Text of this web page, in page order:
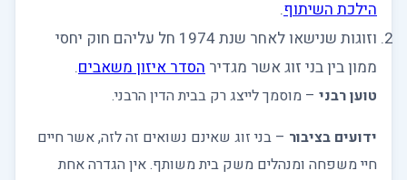
הילכת השיתוף.
וזוגות שנישאו לאחר שנת 1974 חל עליהם חוק יחסי
ממון בין בני זוג אשר מגדיר הסדר איזון משאבים.
טוען רבני – מוסמך לייצג רק בבית הדין הרבני.
ידועים בציבור – בני זוג שאינם נשואים זה לזה, אשר חיים
חיי משפחה ומנהלים משק בית משותף. אין הגדרה אחת